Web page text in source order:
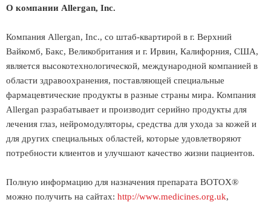
О компании Allergan, Inc.
Компания Allergan, Inc., со штаб-квартирой в г. Верхний
Вайкомб, Бакс, Великобритания и г. Ирвин, Калифорния, США,
является высокотехнологической, международной компанией в
области здравоохранения, поставляющей специальные
фармацевтические продукты в разные страны мира. Компания
Allergan разрабатывает и производит серийно продукты для
лечения глаз, нейромодуляторы, средства для ухода за кожей и
для других специальных областей, которые удовлетворяют
потребности клиентов и улучшают качество жизни пациентов.
Полную информацию для назначения препарата BOTOX®
можно получить на сайтах: http://www.medicines.org.uk,